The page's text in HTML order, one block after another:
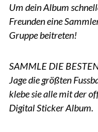
Um dein Album
Freunden eine
Gruppe beitreten!
SAMMLE DIE
Jage die größten
klebe sie alle mit der
Digital Sticker Album.